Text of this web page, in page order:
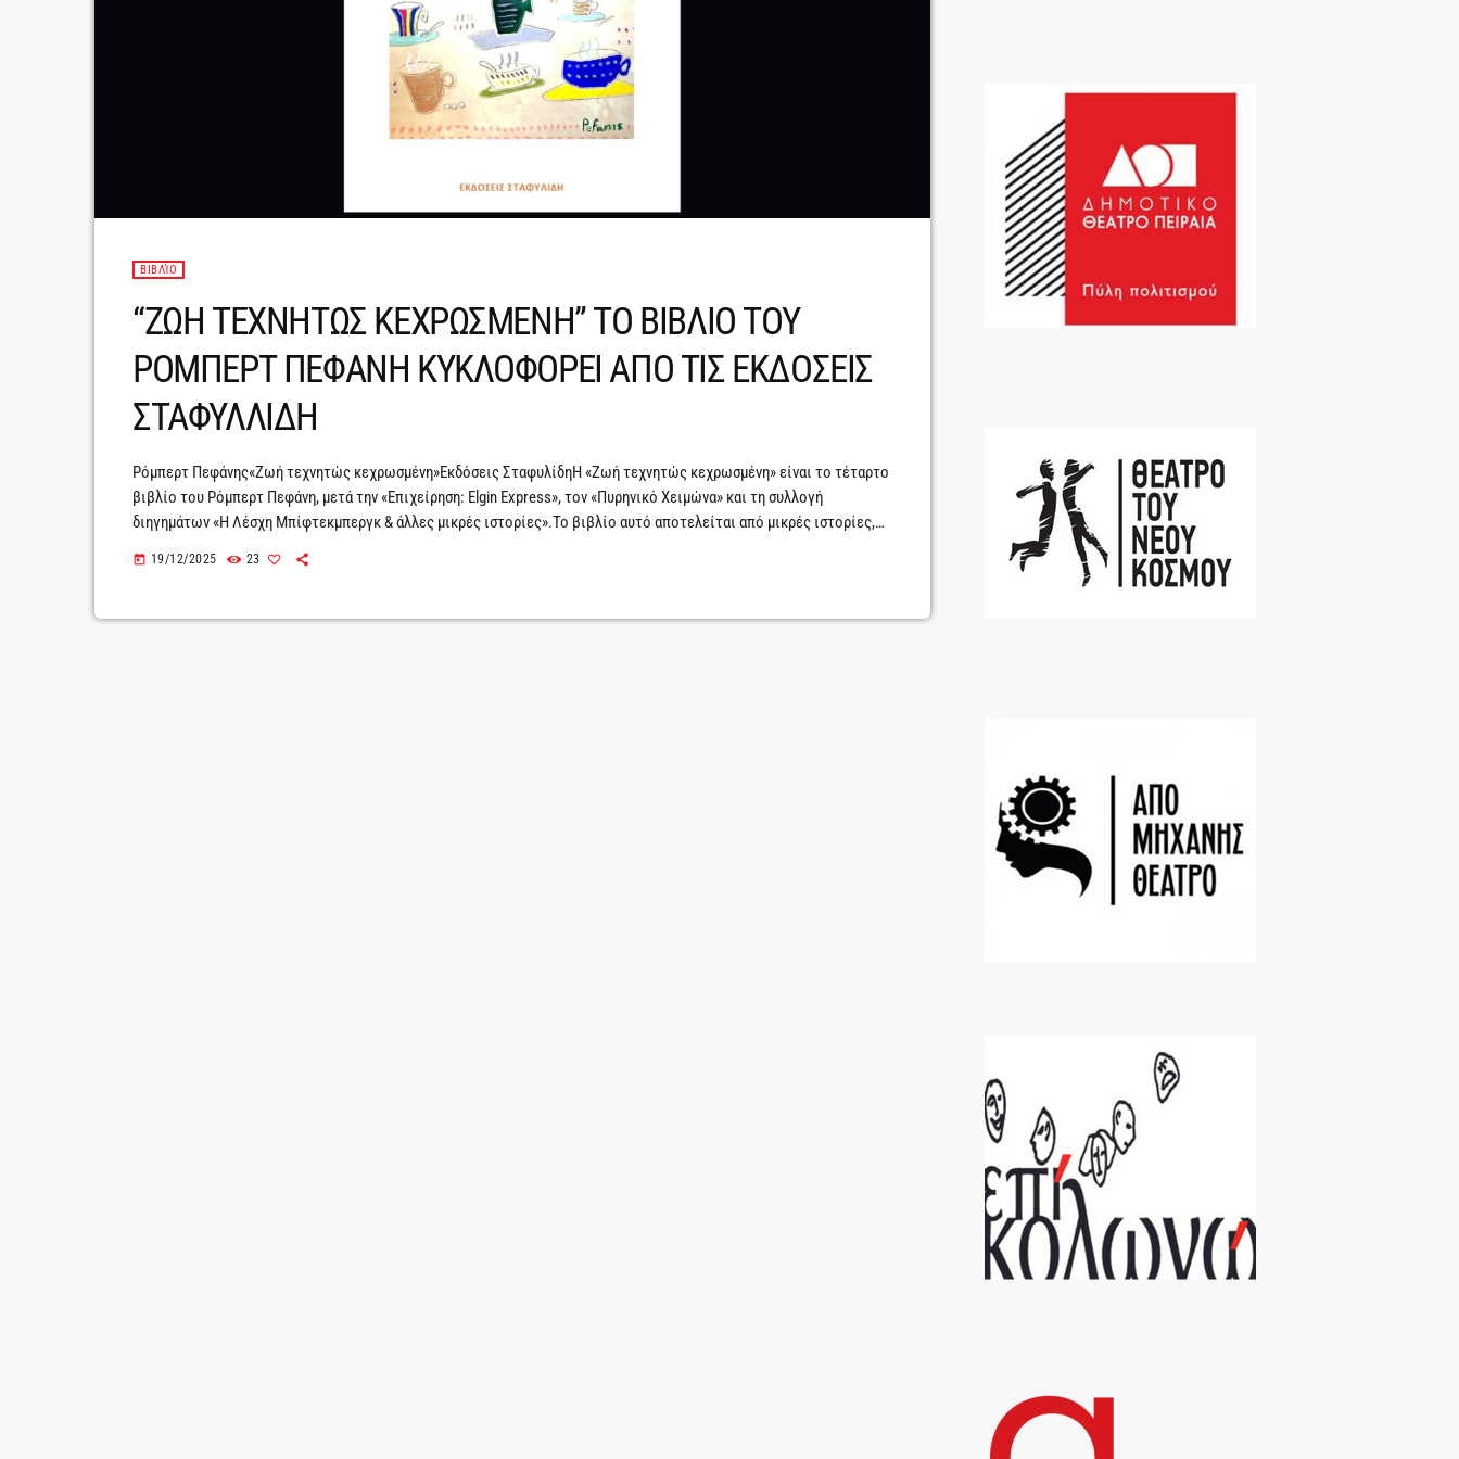
ΒΙΒΛΊΟ
“ΖΩΗ ΤΕΧΝΗΤΩΣ ΚΕΧΡΩΣΜΕΝΗ” ΤΟ ΒΙΒΛΙΟ ΤΟΥ
ΡΟΜΠΕΡΤ ΠΕΦΑΝΗ ΚΥΚΛΟΦΟΡΕΙ ΑΠΟ ΤΙΣ ΕΚΔΟΣΕΙΣ
ΣΤΑΦΥΛΛΙΔΗ
Ρόμπερτ Πεφάνης«Ζωή τεχνητώς κεχρωσμένη»Εκδόσεις ΣταφυλίδηΗ «Ζωή τεχνητώς κεχρωσμένη» είναι το τέταρτο
βιβλίο του Ρόμπερτ Πεφάνη, μετά την «Επιχείρηση: Elgin Express», τον «Πυρηνικό Χειμώνα» και τη συλλογή
διηγημάτων «Η Λέσχη Μπίφτεκμπεργκ & άλλες μικρές ιστορίες».Το βιβλίο αυτό αποτελείται από μικρές ιστορίες,
εικόνες που απορρέουν από την καθημερινότητα.Άλλοτε, μέσα από ιστορίες που πλημμυρίζουν από συμβολισμούς
today 19/12/2025 23